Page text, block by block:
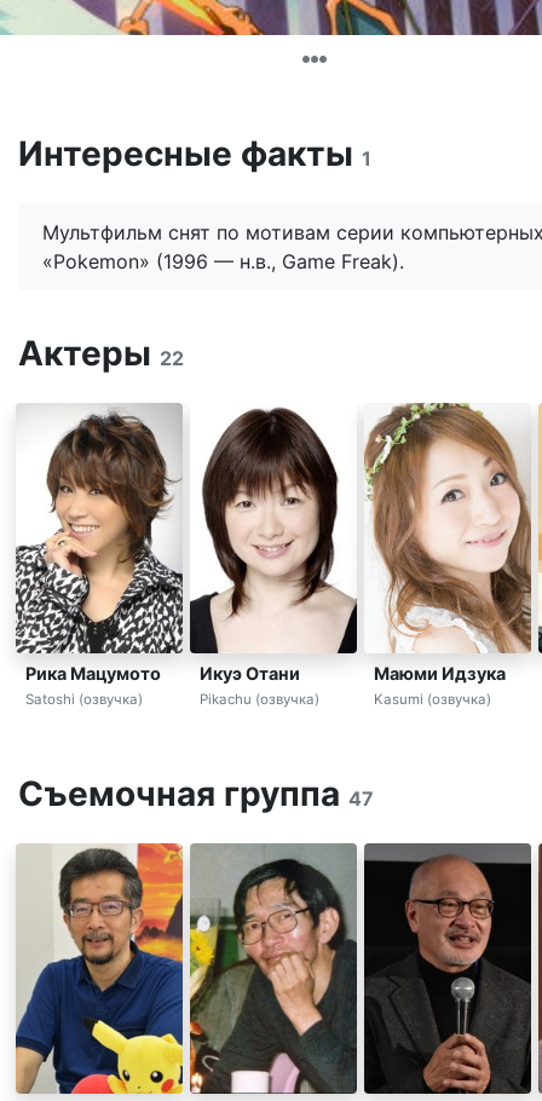
Интересные факты 1
Мультфильм снят по мотивам серии
«Pokemon» (1996 — н.в., Game Freak).
Актеры 22
Рика Мацумото
Satoshi (озвучка)
Икуэ Отани
Pikachu (озвучка)
Маюми Идзука
Kasumi (озвучка)
Съемочная группа 47